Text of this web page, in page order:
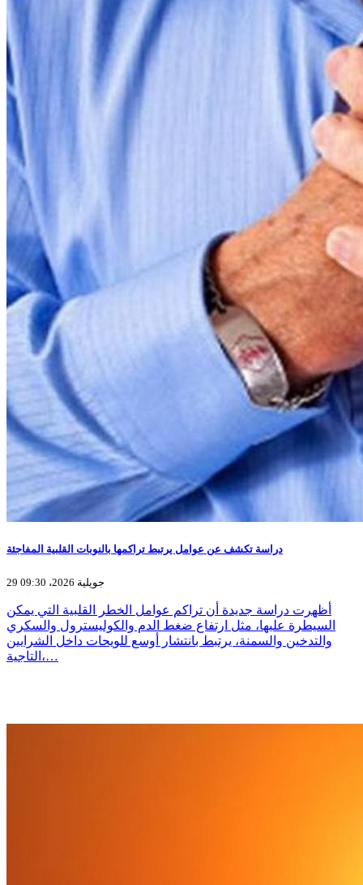
دراسة تكشف عن عوامل يرتبط تراكمها بالنوبات القلبية المفاجئة
29 جويلية 2026، 09:30
أظهرت دراسة جديدة أن تراكم عوامل الخطر القلبية التي يمكن
السيطرة عليها، مثل ارتفاع ضغط الدم والكوليسترول والسكري
والتدخين والسمنة، يرتبط بانتشار أوسع للويحات داخل الشرايين
التاجية،…